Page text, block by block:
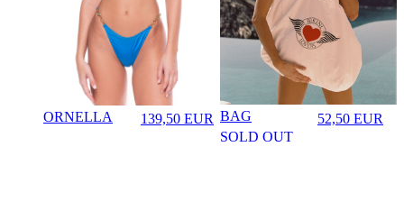
♡
ORNELLA 139,50 EUR
Prezzo in aggiornamento
♡
BAG 52,50 EUR
Prezzo in
SOLD OUT